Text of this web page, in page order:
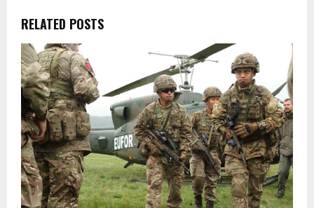
RELATED POSTS